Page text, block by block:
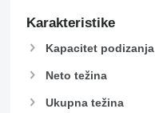
Karakteristike
Kapacitet podizanja
Neto težina
Ukupna težina